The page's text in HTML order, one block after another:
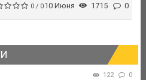
0 / 010 Июня 1715 0
122 0